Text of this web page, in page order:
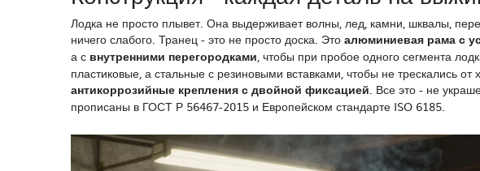
Лодка не просто плывет. Она выдерживает волны, лед, камни, шквалы,
ничего слабого. Транец - это не просто доска. Это алюминиевая рама с
а с внутренними перегородками, чтобы при пробое одного сегмента
пластиковые, а стальные с резиновыми вставками, чтобы не трескались
антикоррозийные крепления с двойной фиксацией. Все это - не
прописаны в ГОСТ Р 56467-2015 и Европейском стандарте ISO 6185.